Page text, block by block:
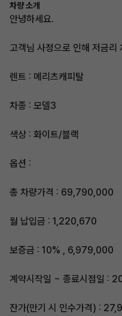
차량 소개
안녕하세요.
고객님 사정으로 인해 저금리
렌트 : 메리츠캐피탈
차종 : 모델3
색상 : 화이트/블랙
옵션 :
총 차량가격 : 69,790,000
월 납입금 : 1,220,670
보증금 : 10% , 6,979,000
계약시작일 ~ 종료시점일
잔가(만기 시 인수가격) :